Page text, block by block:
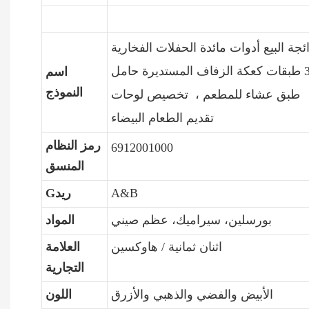
اسم
النموذج
البيع أدوات مائدة الحفلات الفخارية
3 طبقات كعكة الزفاف المستديرة حامل
طبق عشاء للمطعم ، تخصيص لوحات
تقديم الطعام البيضاء
رمز النظام
المنسق
6912001000
Gريد
A&B
المواد
بورسلين، سيراميك، عظم صيني
العلامة
التجارية
اثنان ثمانية / هاوكسين
اللون الأبيض والفضي والذهبي والأزرق